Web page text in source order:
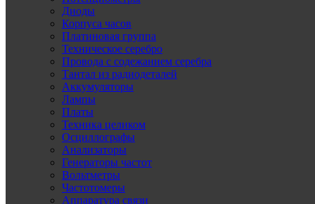
Диоды
Корпуса часов
Платиновая группа
Техническое серебро
Провода с содежанием серебра
Тантал из радиодеталей
Аккумуляторы
Лампы
Платы
Техника целиком
Осциллографы
Анализаторы
Генераторы частот
Вольтметры
Частотомеры
Аппаратура связи